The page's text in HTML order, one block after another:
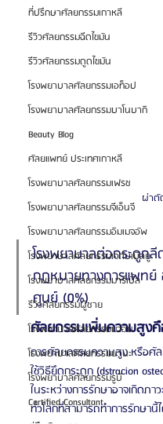
ที่ปรึกษาศัลยกรรมเกาหลี
รีวิวศัลยกรรมฉีดไขมัน
รีวิวศัลยกรรมดูดไขมัน
โรงพยาบาลศัลยกรรมเอท็อป
โรงพยาบาลศัลยกรรมบาโนบากิ
Beauty Blog
ศัลยแพทย์ ประเทศเกาหลี
โรงพยาบาลศัลยกรรมเฟรช
โรงพยาบาลศัลยกรรมจีเอ็นจี
โรงพยาบาลศัลยกรรมอิมเมจอัพ
โรงพยาบาลศัลยกรรมเจดับเบิลยู
โรงพยาบาลศัลยกรรมมาร์เบิ้ล
รีวิวศัลยกรรมผู้ชาย
โรงพยาบาลศัลยกรรมมาอิน
โรงพยาบาลศัลยกรรมนานะ
โรงพยาบาลศัลยกรรมรูบี
Certified Consultant
ผ่าตั
โรงพยาบาลต่อกระดูก
กฎหมายทางการแพทย์
ศูนย์ (0%)
ศัลยกรรมเพิ่มความสูงคื
การศัลยกรรมความสูง หรือศั
ใช้วิธียึดกระดูก (dstracion
ในระหว่างการรักษาอาจเกิดภ
ทั่วโลกที่สามารถทำการรักษา